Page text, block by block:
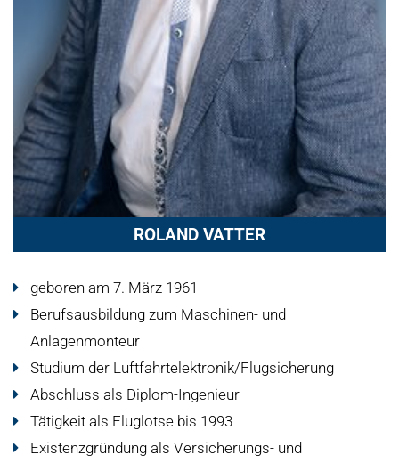
ROLAND VATTER
geboren am 7. März 1961
Berufsausbildung zum Maschinen- und
Anlagenmonteur
Studium der Luftfahrtelektronik/Flugsicherung
Abschluss als Diplom-Ingenieur
Tätigkeit als Fluglotse bis 1993
Existenzgründung als Versicherungs- und